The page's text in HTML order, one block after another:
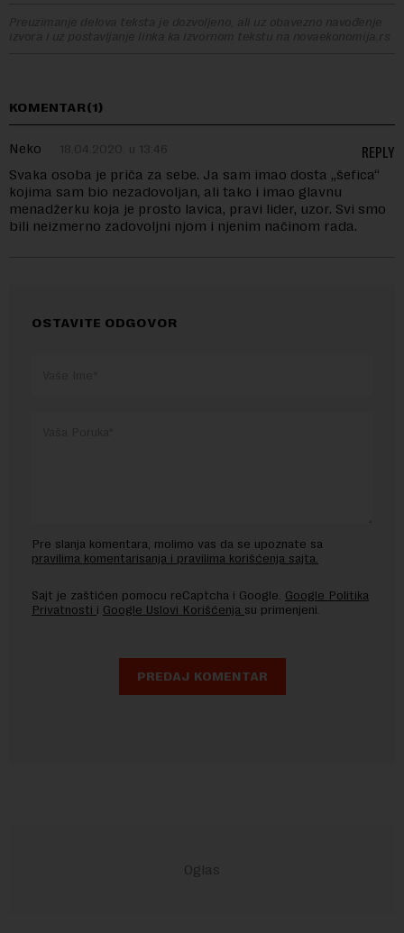
Preuzimanje delova teksta je dozvoljeno, ali uz obavezno navođenje
izvora i uz postavljanje linka ka izvornom tekstu na novaekonomija.rs
KOMENTAR(1)
Neko 18.04.2020. u 13:46
Svaka osoba je priča za sebe. Ja sam imao dosta „šefica“
kojima sam bio nezadovoljan, ali tako i imao glavnu
menadžerku koja je prosto lavica, pravi lider, uzor. Svi smo
bili neizmerno zadovoljni njom i njenim načinom rada.
REPLY
OSTAVITE ODGOVOR
Pre slanja komentara, molimo vas da se upoznate sa
pravilima komentarisanja i pravilima korišćenja sajta.
Sajt je zaštićen pomocu reCaptcha i Google. Google Politika
Privatnosti i Google Uslovi Korišćenja su primenjeni.